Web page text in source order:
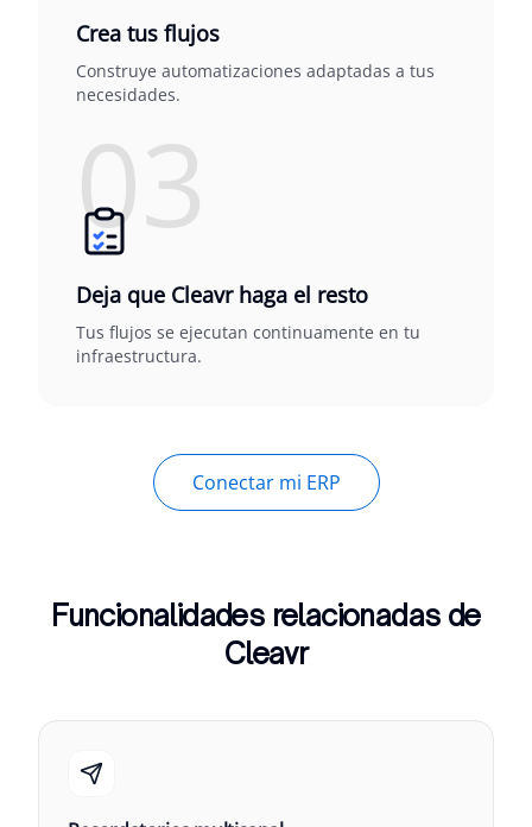
Crea tus flujos
Construye automatizaciones adaptadas a tus
necesidades.
03
Deja que Cleavr haga el resto
Tus flujos se ejecutan continuamente en tu
infraestructura.
Conectar mi ERP
Funcionalidades relacionadas de
Cleavr